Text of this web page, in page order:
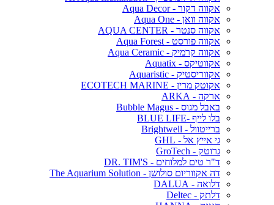
אקווה דקור - Aqua Decor
אקווה וואן - Aqua One
אקווה סנטר - AQUA CENTER
אקווה פורסט - Aqua Forest
אקווה קרמיק - Aqua Ceramic
אקווטיקס - Aquatix
אקווריסטיק - Aquaristic
אקוטק מרין - ECOTECH MARINE
ארקה - ARKA
באבל מגוס - Bubble Magus
בלו לייף -BLUE LIFE
ברייטוול - Brightwell
גי אייץ אל - GHL
גרוטק - GroTech
ד"ר טים למלוחים - DR. TIM'S
דה אקווריום סולושן - The Aquarium Solution
דלואה - DALUA
דלתק - Deltec